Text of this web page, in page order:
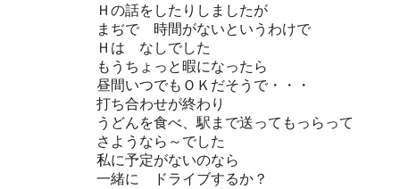
Ｈの話をしたりしましたが
まぢで 時間がないというわけで
Ｈは なしでした
もうちょっと暇になったら
昼間いつでもＯＫだそうで・・・
打ち合わせが終わり
うどんを食べ、駅まで送ってもっらって
さようなら～でした
私に予定がないのなら
一緒に ドライブするか？